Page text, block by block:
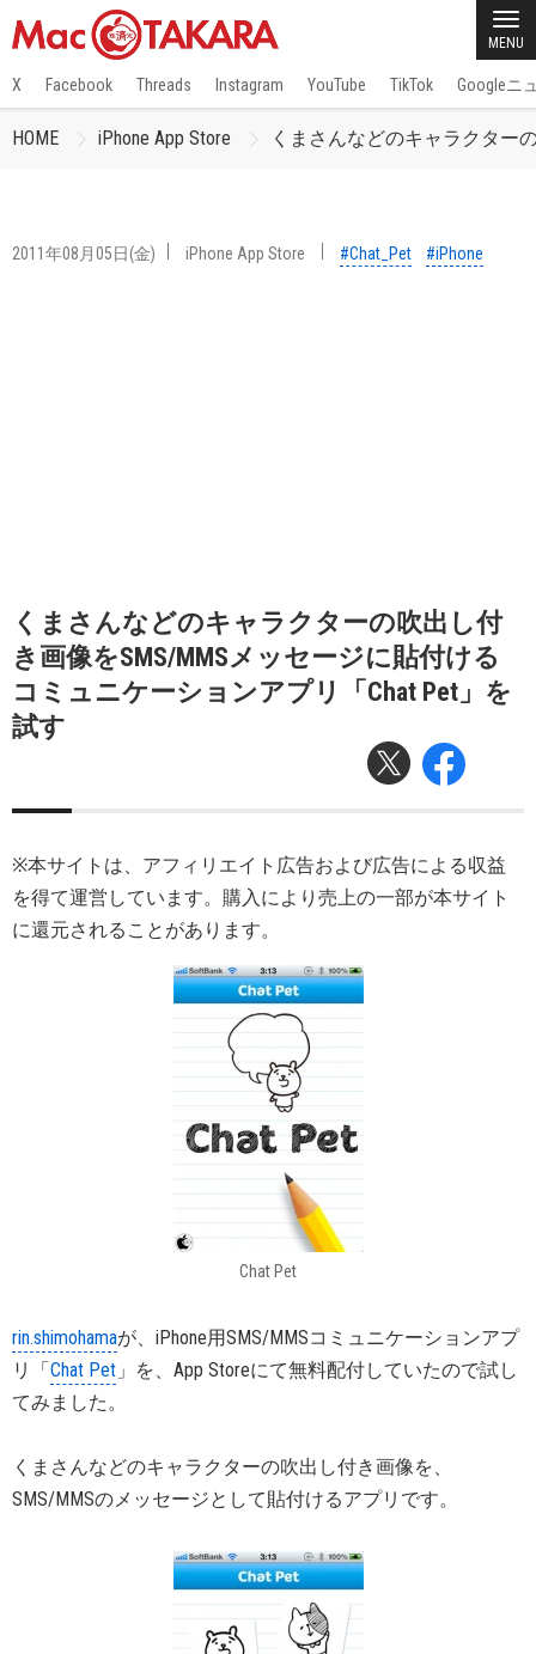
MENU
X Facebook Threads Instagram YouTube TikTok Googleニ
HOME iPhone App Store くまさんなどのキャラクター
2011年08月05日(金) iPhone App Store #Chat_Pet #iPhone
くまさんなどのキャラクターの吹出し付
き画像をSMS/MMSメッセージに貼付ける
コミュニケーションアプリ「Chat Pet」を
試す
※本サイトは、アフィリエイト広告および広告による収益
を得て運営しています。購入により売上の一部が本サイト
に還元されることがあります。
Chat Pet
rin.shimohamaが、iPhone用SMS/MMSコミュニケーションアプ
リ「Chat Pet 」を、App Storeにて無料配付していたので試し
てみました。
くまさんなどのキャラクターの吹出し付き画像を、
SMS/MMSのメッセージとして貼付けるアプリです。